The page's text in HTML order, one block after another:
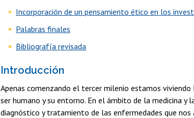
Incorporación de un pensamiento ético en los
Palabras finales
Bibliografía revisada
Introducción
Apenas comenzando el tercer milenio estamos
ser humano y su entorno. En el ámbito de la medicina
diagnóstico y tratamiento de las enfermedades que